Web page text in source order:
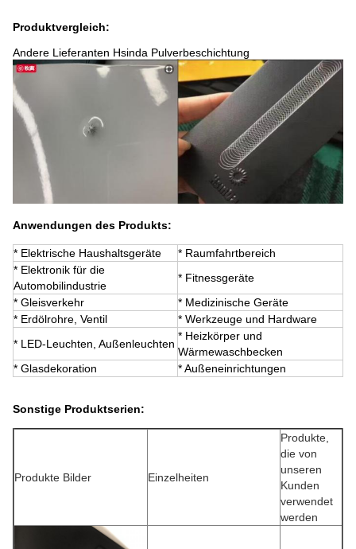
Produktvergleich:
Andere Lieferanten Hsinda Pulverbeschichtung
Anwendungen des Produkts:
* Elektrische Haushaltsgeräte
* Raumfahrtbereich
* Elektronik für die
Automobilindustrie
* Fitnessgeräte
* Gleisverkehr
* Medizinische Geräte
* Erdölrohre, Ventil
* Werkzeuge und Hardware
* LED-Leuchten, Außenleuchten
* Heizkörper und
Wärmewaschbecken
* Glasdekoration
* Außeneinrichtungen
Sonstige Produktserien:
Produkte Bilder Einzelheiten
Produkte,
die von
unseren
Kunden
verwendet
werden